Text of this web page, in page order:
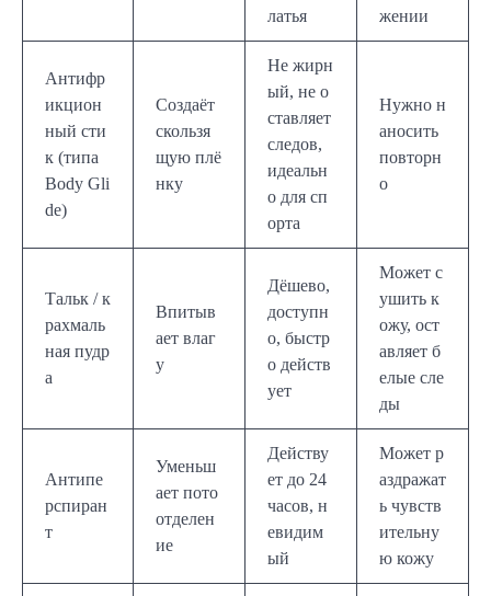
латья
жении
Антифр
икцион
ный сти
к (типа
Body Gli
de)
Создаёт
скользя
щую плё
нку
Не жирн
ый, не о
ставляет
следов,
идеальн
о для сп
орта
Нужно н
аносить
повторн
о
Тальк / к
рахмаль
ная пудр
а
Впитыв
ает влаг
у
Дёшево,
доступн
о, быстр
о действ
ует
Может с
ушить к
ожу, ост
авляет б
елые сле
ды
Антипе
рспиран
т
Уменьш
ает пото
отделен
ие
Действу
ет до 24
часов, н
евидим
ый
Может р
аздражат
ь чувств
ительну
ю кожу